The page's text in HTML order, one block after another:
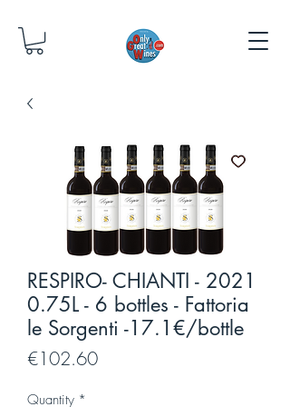
RESPIRO- CHIANTI - 2021
0.75L - 6 bottles - Fattoria
le Sorgenti -17.1€/bottle
€102.60Price
Quantity *